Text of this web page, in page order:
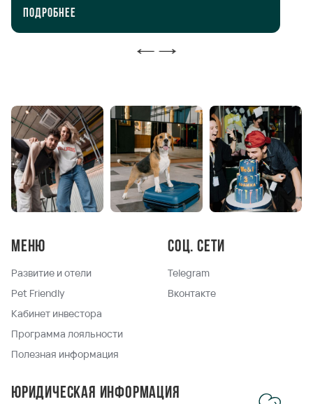
Подробнее
Меню
Развитие и отели
Pet Friendly
Кабинет инвестора
Программа лояльности
Полезная информация
Соц. сети
Telegram
Вконтакте
Юридическая информация